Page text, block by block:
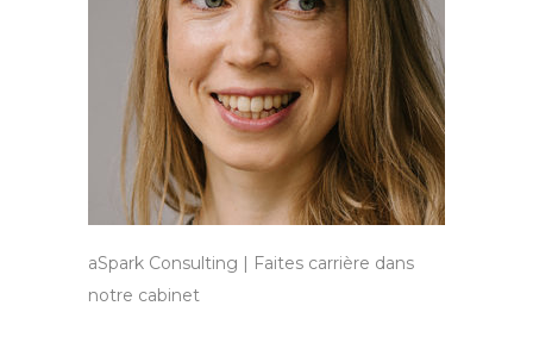
aSpark Consulting | Faites carrière dans
notre cabinet